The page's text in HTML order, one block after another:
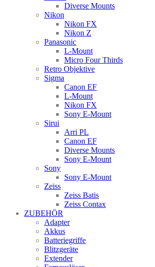
Diverse Mounts
Nikon
Nikon FX
Nikon Z
Panasonic
L-Mount
Micro Four Thirds
Retro Objektive
Sigma
Canon EF
L-Mount
Nikon FX
Sony E-Mount
Sirui
Arri PL
Canon EF
Diverse Mounts
Sony E-Mount
Sony
Sony E-Mount
Zeiss
Zeiss Batis
Zeiss Contax
ZUBEHÖR
Adapter
Akkus
Batteriegriffe
Blitzgeräte
Extender